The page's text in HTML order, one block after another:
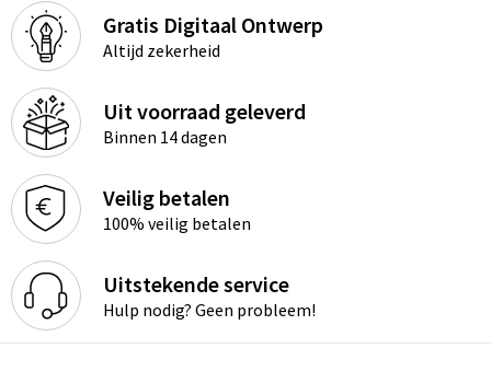
Gratis Digitaal Ontwerp
Altijd zekerheid
Uit voorraad geleverd
Binnen 14 dagen
Veilig betalen
100% veilig betalen
Uitstekende service
Hulp nodig? Geen probleem!